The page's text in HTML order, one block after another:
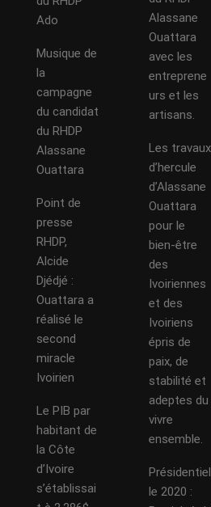
Ado
Musique de
la
campagne
du candidat
du RHDP
Alassane
Ouattara
Point de
presse
RHDP,
Alcide
Djédjé :
Ouattara a
réalisé le
second
miracle
Ivoirien
Le PIB par
habitant de
la Côte
d’Ivoire
s’établissai
Alassane
Ouattara
avec les
entreprene
urs et les
artisans.
Les travaux
d’hercule
d’Alassane
Ouattara
pour le
bien-être
des
Ivoiriennes
et des
Ivoiriens
épris de
paix, de
stabilité et
adeptes du
vivre
ensemble.
Présidentiel
le 2020 :